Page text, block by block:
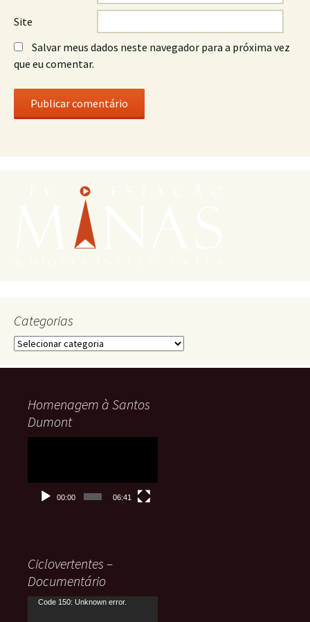
Site
Salvar meus dados neste navegador para a próxima vez
que eu comentar.
Categorias
Categorias
Homenagem à Santos
Dumont
00:00 06:41
Ciclovertentes –
Documentário
Tocador
Code 150: Unknown error.